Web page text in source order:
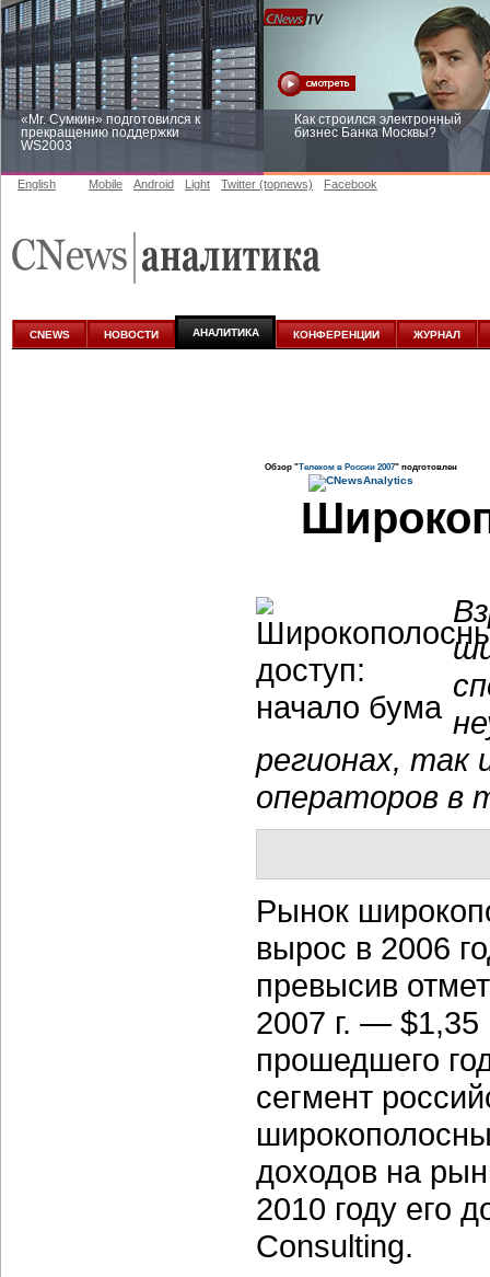
«Mr. Сумкин» подготовился к
прекращению поддержки
WS2003
Как строился электронный
бизнес Банка Москвы?
аналитике
English Mobile Android Light Twitter (topnews) Facebook
CNEWS НОВОСТИ АНАЛИТИКА КОНФЕРЕНЦИИ ЖУРНАЛ
Обзор "Телеком в России 2007" подготовлен
регионах, так
операторов в
Рынок
вырос в 2006
превысив
2007 г. — $1,35
прошедшего
сегмент
доходов на
2010 году его
Consulting.